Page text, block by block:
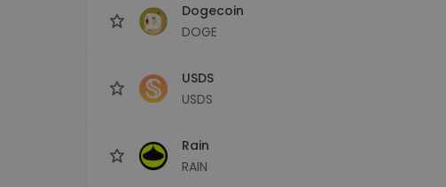
Dogecoin
DOGE
USDS
USDS
Rain
RAIN